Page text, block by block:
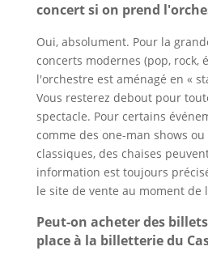
concert si on prend
Oui, absolument. Pour la
concerts modernes (pop, rock,
l'orchestre est aménagé en «
Vous resterez debout pour
spectacle. Pour certains
comme des one-man shows
classiques, des chaises
information est toujours
le site de vente au moment de
Peut-on acheter des
place à la billetterie du